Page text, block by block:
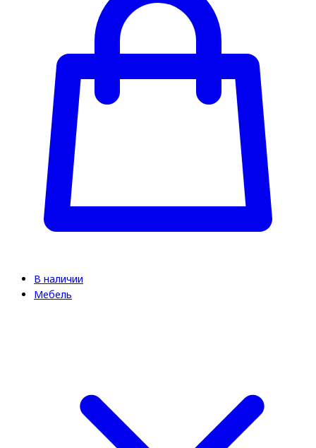
В наличии
Мебель